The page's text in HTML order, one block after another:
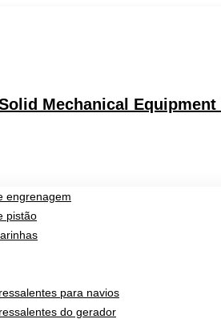
Mechanical Equipment
engrenagem
pistão
para navios
do gerador